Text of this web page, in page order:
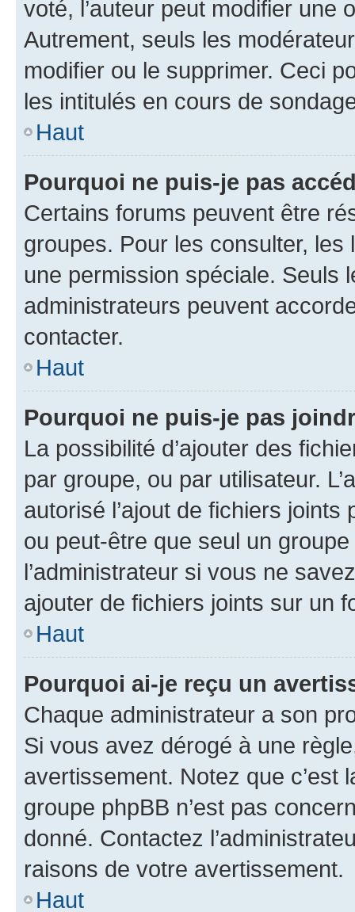
voté, l’auteur peut modifier une
Autrement, seuls les
modifier ou le supprimer. Ceci
les intitulés en cours de
Haut
Pourquoi ne puis-je pas
Certains forums peuvent être
groupes. Pour les consulter,
une permission spéciale. Seuls
administrateurs peuvent
contacter.
Haut
Pourquoi ne puis-je pas
La possibilité d’ajouter des
par groupe, ou par utilisateur.
autorisé l’ajout de fichiers
ou peut-être que seul un
l’administrateur si vous ne
ajouter de fichiers joints sur un
Haut
Pourquoi ai-je reçu un
Chaque administrateur a son
Si vous avez dérogé à une
avertissement. Notez que c’est
groupe phpBB n’est pas
donné. Contactez
raisons de votre avertissement.
Haut